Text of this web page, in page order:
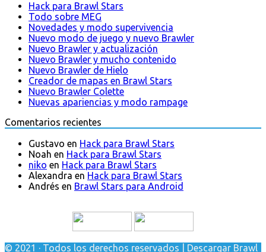
Hack para Brawl Stars
Todo sobre MEG
Novedades y modo supervivencia
Nuevo modo de juego y nuevo Brawler
Nuevo Brawler y actualización
Nuevo Brawler y mucho contenido
Nuevo Brawler de Hielo
Creador de mapas en Brawl Stars
Nuevo Brawler Colette
Nuevas apariencias y modo rampage
Comentarios recientes
Gustavo en Hack para Brawl Stars
Noah en Hack para Brawl Stars
niko en Hack para Brawl Stars
Alexandra en Hack para Brawl Stars
Andrés en Brawl Stars para Android
© 2021 · Todos los derechos reservados | Descargar Brawl